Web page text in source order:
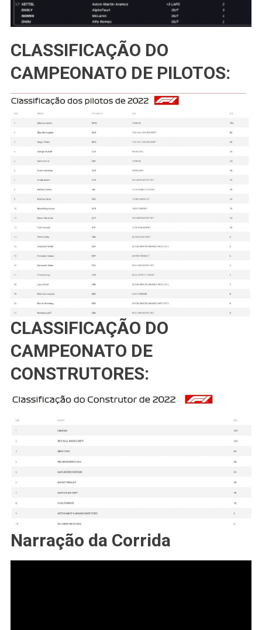
CLASSIFICAÇÃO DO
CAMPEONATO DE PILOTOS:
CLASSIFICAÇÃO DO
CAMPEONATO DE
CONSTRUTORES:
Narração da Corrida